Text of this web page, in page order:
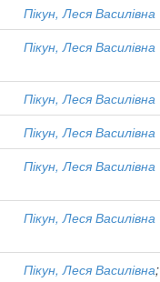
Пікун, Леся Василівна
Пікун, Леся Василівна
Пікун, Леся Василівна
Пікун, Леся Василівна
Пікун, Леся Василівна
Пікун, Леся Василівна
Пікун, Леся Василівна;